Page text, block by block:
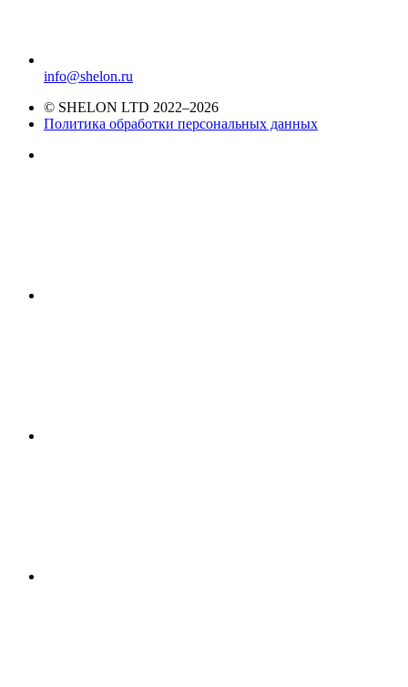
info@shelon.ru
© SHELON LTD 2022–2026
Политика обработки персональных данных